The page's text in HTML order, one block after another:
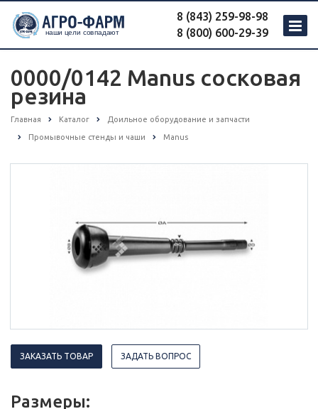
8 (843) 259-98-98
8 (800) 600-29-39
0000/0142 Manus сосковая
резина
Главная Каталог Доильное оборудование и запчасти
Промывочные стенды и чаши Manus
ЗАКАЗАТЬ ТОВАР ЗАДАТЬ ВОПРОС
Размеры: